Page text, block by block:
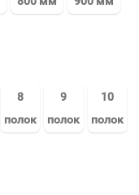
8
полок
9
полок
10
полок